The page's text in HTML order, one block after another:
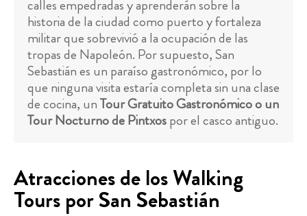
calles empedradas y aprenderán sobre la
historia de la ciudad como puerto y fortaleza
militar que sobrevivió a la ocupación de las
tropas de Napoleón. Por supuesto, San
Sebastián es un paraíso gastronómico, por lo
que ninguna visita estaría completa sin una clase
de cocina, unTour Gratuito Gastronómico o un
Tour Nocturno de Pintxospor el casco antiguo.
Atracciones de los Walking
Tours por San Sebastián